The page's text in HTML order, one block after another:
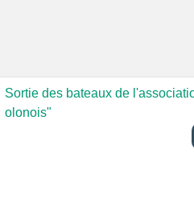
Sortie des bateaux de
olonois"